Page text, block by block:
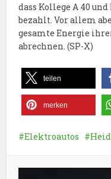
dass Kollege A 40
bezahlt. Vor allem
gesamte Energie
abrechnen. (SP-X)
teilen
merken
Elektroautos